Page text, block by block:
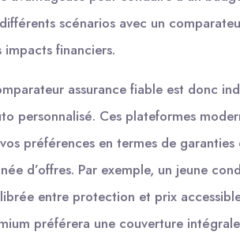
scénarios avec un
impacts financiers.
assurance fiable est donc
personnalisé. Ces plateformes
préférences en termes de
d’offres. Par exemple, un jeune
entre protection et prix
préférera une couverture